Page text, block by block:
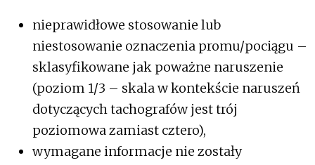
nieprawidłowe stosowanie lub
niestosowanie oznaczenia promu/pociągu –
sklasyfikowane jak poważne naruszenie
(poziom 1/3 – skala w kontekście naruszeń
dotyczących tachografów jest trój
poziomowa zamiast cztero),
wymagane informacje nie zostały